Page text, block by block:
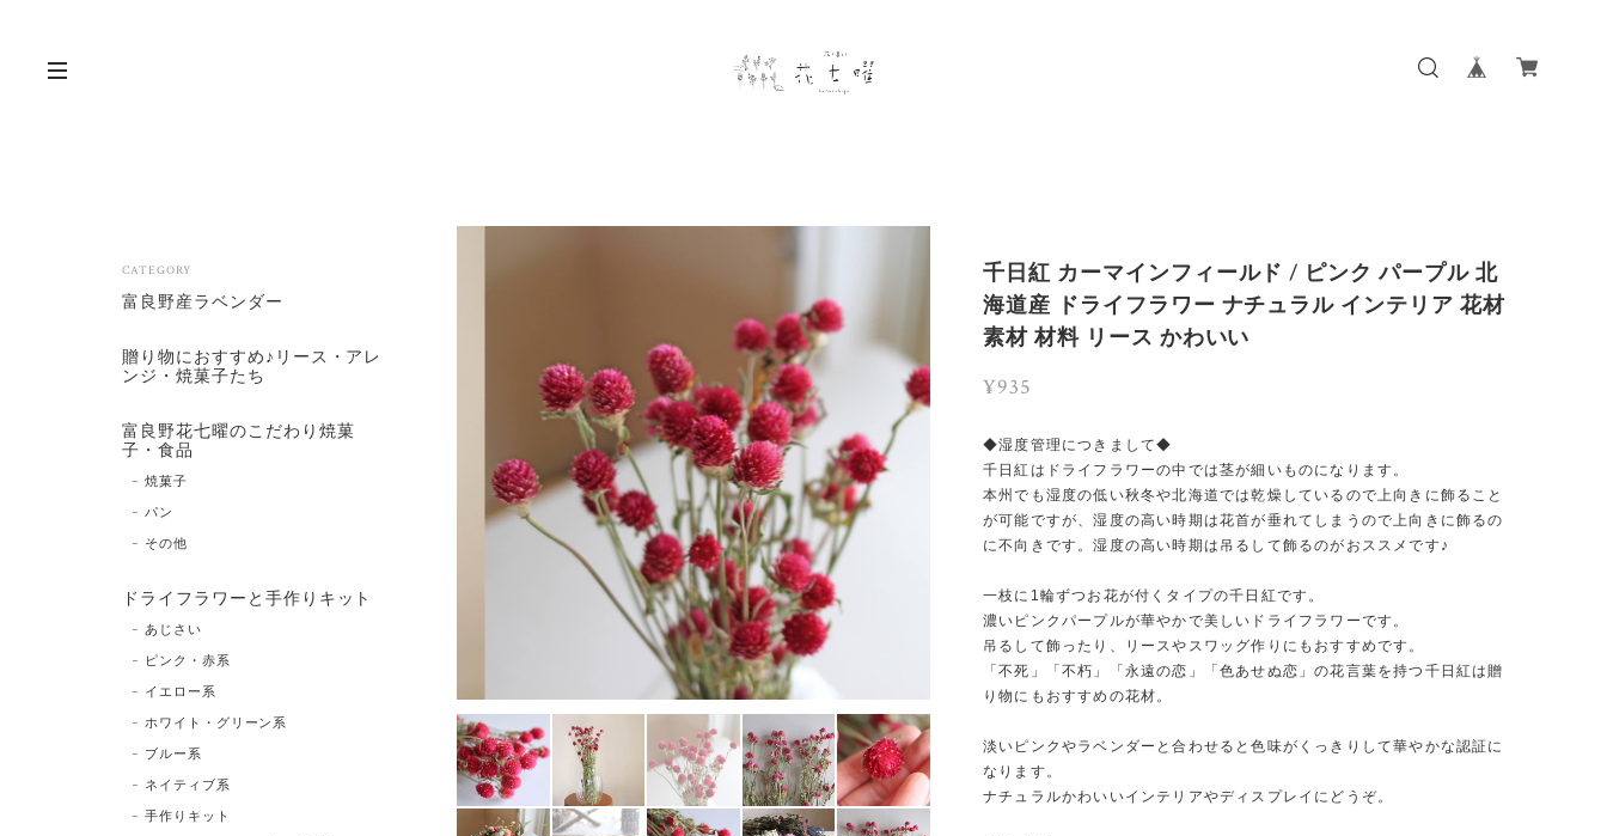
千日紅 カーマインフィールド / ピンク パープル 北
海道産 ドライフラワー ナチュラル インテリア 花材
素材 材料 リース かわいい
¥935
◆湿度管理につきまして◆
千日紅はドライフラワーの中では茎が細いものになります。
本州でも湿度の低い秋冬や北海道では乾燥しているので上向きに飾ること
が可能ですが、湿度の高い時期は花首が垂れてしまうので上向きに飾るの
に不向きです。湿度の高い時期は吊るして飾るのがおススメです♪
一枝に1輪ずつお花が付くタイプの千日紅です。
濃いピンクパープルが華やかで美しいドライフラワーです。
吊るして飾ったり、リースやスワッグ作りにもおすすめです。
「不死」「不朽」「永遠の恋」「色あせぬ恋」の花言葉を持つ千日紅は贈
り物にもおすすめの花材。
淡いピンクやラベンダーと合わせると色味がくっきりして華やかな認証に
なります。
ナチュラルかわいいインテリアやディスプレイにどうぞ。
CATEGORY
富良野産ラベンダー
贈り物におすすめ♪リース・アレ
ンジ・焼菓子たち
富良野花七曜のこだわり焼菓
子・食品
焼菓子
パン
その他
ドライフラワーと手作りキット
あじさい
ピンク・赤系
イエロー系
ホワイト・グリーン系
ブルー系
ネイティブ系
手作りキット